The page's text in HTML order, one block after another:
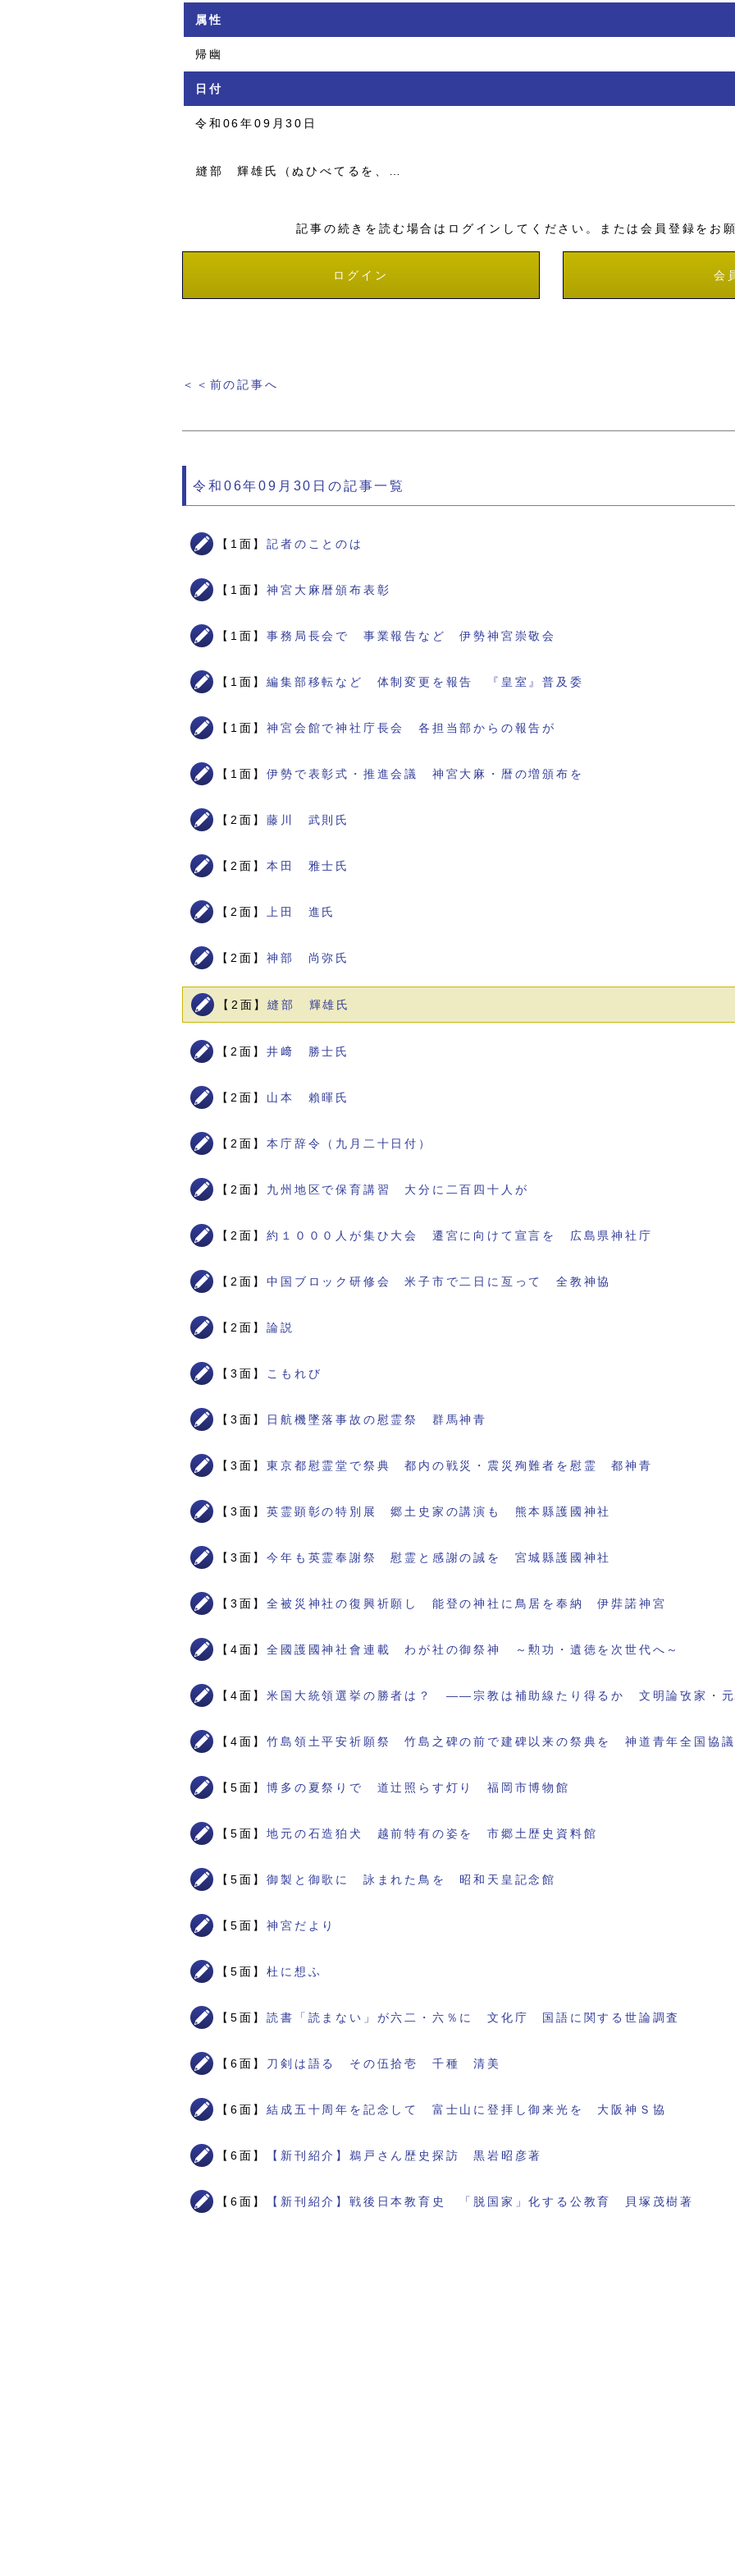
属性
帰幽
日付
令和06年09月30日
縫部 輝雄氏（ぬひべてるを、…
記事の続きを読む場合はログインしてください。または会員登録をお
ログイン 会
＜＜前の記事へ
令和06年09月30日の記事一覧
【1面】記者のことのは
【1面】神宮大麻暦頒布表彰
【1面】事務局長会で 事業報告など 伊勢神宮崇敬会
【1面】編集部移転など 体制変更を報告 『皇室』普及委
【1面】神宮会館で神社庁長会 各担当部からの報告が
【1面】伊勢で表彰式・推進会議 神宮大麻・暦の増頒布を
【2面】藤川 武則氏
【2面】本田 雅士氏
【2面】 上田 進氏
【2面】神部 尚弥氏
【2面】縫部 輝雄氏
【2面】井﨑 勝士氏
【2面】 山本 賴暉氏
【2面】本庁辞令（九月二十日付）
【2面】 九州地区で保育講習 大分に二百四十人が
【2面】約１０００人が集ひ大会 遷宮に向けて宣言を 広島県神社庁
【2面】中国ブロック研修会 米子市で二日に亙って 全教神協
【2面】論説
【3面】 こもれび
【3面】 日航機墜落事故の慰霊祭 群馬神青
【3面】東京都慰霊堂で祭典 都内の戦災・震災殉難者を慰霊 都神青
【3面】英霊顕彰の特別展 郷土史家の講演も 熊本縣護國神社
【3面】今年も英霊奉謝祭 慰霊と感謝の誠を 宮城縣護國神社
【3面】全被災神社の復興祈願し 能登の神社に鳥居を奉納 伊弉諾神宮
【4面】全國護國神社會連載 わが社の御祭神 ～勲功・遺徳を次世代へ～
【4面】米国大統領選挙の勝者は？ ――宗教は補助線たり得るか 文明論攷家・
【4面】竹島領土平安祈願祭 竹島之碑の前で建碑以来の祭典を 神道青年全国協議
【5面】博多の夏祭りで 道辻照らす灯り 福岡市博物館
【5面】地元の石造狛犬 越前特有の姿を 市郷土歴史資料館
【5面】御製と御歌に 詠まれた鳥を 昭和天皇記念館
【5面】神宮だより
【5面】杜に想ふ
【5面】読書「読まない」が六二・六％に 文化庁 国語に関する世論調査
【6面】 刀剣は語る その伍拾壱 千種 清美
【6面】結成五十周年を記念して 富士山に登拝し御来光を 大阪神Ｓ協
【6面】 【新刊紹介】鵜戸さん歴史探訪 黒岩昭彦著
【6面】 【新刊紹介】戦後日本教育史 「脱国家」化する公教育 貝塚茂樹著